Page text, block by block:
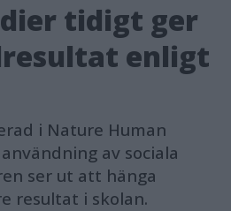
tidigt ger
enligt
i Nature Human
av sociala
ser ut att hänga
resultat i skolan.